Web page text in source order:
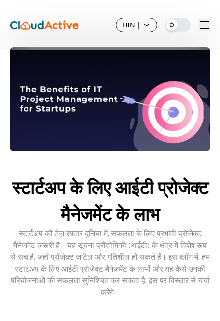
HIN |
स्टार्टअप के लिए आईटी प्रोजेक्ट
मैनेजमेंट के लाभ
स्टार्टअप की तेज़ रफ़्तार दुनिया में, सफलता के लिए प्रभावी प्रोजेक्ट
मैनेजमेंट ज़रूरी है। यह सूचना प्रौद्योगिकी (आईटी) के क्षेत्र में विशेष रूप
से सच है, जहाँ प्रोजेक्ट जटिल और गतिशील हो सकते हैं। इस ब्लॉग में, हम
स्टार्टअप के लिए आईटी प्रोजेक्ट मैनेजमेंट के लाभों और यह कैसे उनकी
परियोजनाओं की सफलता सुनिश्चित कर सकता है, इस पर विस्तार से चर्चा
करेंगे।